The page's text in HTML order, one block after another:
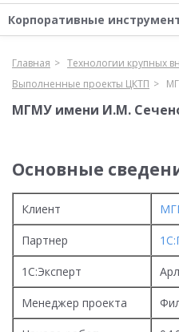
Корпоративные
Главная
Технологии крупных
Выполненные проекты ЦКТП
МГМУ имени И.М.
Основные
Клиент
Партнер
1С:Эксперт
Менеджер проекта